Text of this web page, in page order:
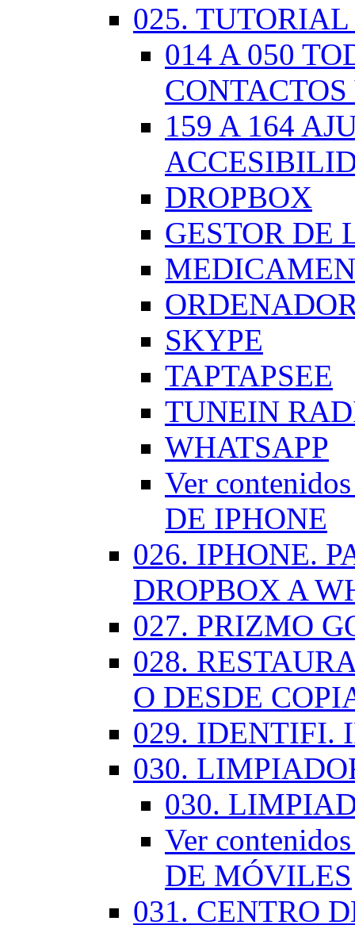
025.
014 A 050
159 A 164
DROPBOX
GESTOR DE
SKYPE
TAPTAPSEE
TUNEIN
WHATSAPP
Ver
DE IPHONE
026. IPHONE.
DROPBOX A
027. PRIZMO
028.
O DESDE
029. IDENTIFI.
030.
030.
Ver
DE MÓVILES
031. CENTRO